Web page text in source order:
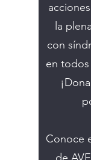
la
con
en
Conoce